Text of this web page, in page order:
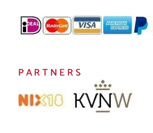
PARTNERS